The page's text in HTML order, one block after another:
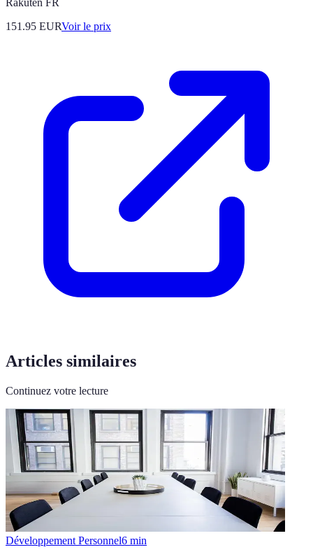
151.95 EURVoir le prix
Articles similaires
Continuez votre lecture
Développement Personnel6 min